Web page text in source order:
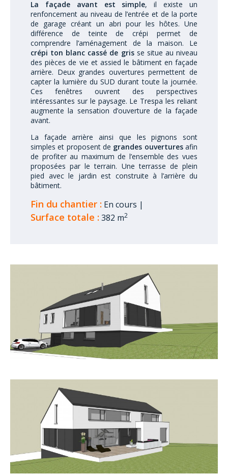
La façade avant est simple, il existe un
renfoncement au niveau de l’entrée et de la porte
de garage créant un abri pour les hôtes. Une
différence de teinte de crépi permet de
comprendre l’aménagement de la maison. Le
crépi ton blanc cassé de grisse situe au niveau
des pièces de vie et assied le bâtiment en façade
arrière. Deux grandes ouvertures permettent de
capter la lumière du SUD durant toute la journée.
Ces fenêtres ouvrent des perspectives
intéressantes sur le paysage. Le Trespa les reliant
augmente la sensation d’ouverture de la façade
avant.
La façade arrière ainsi que les pignons sont
simples et proposent de grandes ouverturesafin
de profiter au maximum de l’ensemble des vues
proposées par le terrain. Une terrasse de plein
pied avec le jardin est construite à l’arrière du
bâtiment.
Fin du chantier : En cours |
Surface totale : 382 m2